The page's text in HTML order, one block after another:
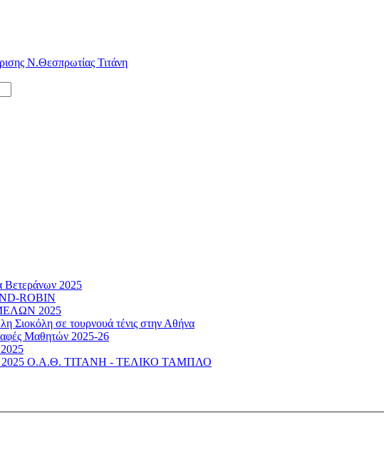
Ν.Θεσπρωτίας Τιτάνη
2025
ROBIN
2025
Σιοκόλη σε τουρνουά τένις στην Αθήνα
Μαθητών 2025-26
2025 Ο.Α.Θ. ΤΙΤΑΝΗ - ΤΕΛΙΚΟ ΤΑΜΠΛΟ